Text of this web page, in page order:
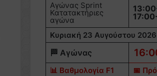
Αγώνας Sprint
Κατατακτήριες
αγώνα
Κυριακή 23 Αυγούστου 2026
🏁 Αγώνας
📊 Βαθμολογία F1 📅